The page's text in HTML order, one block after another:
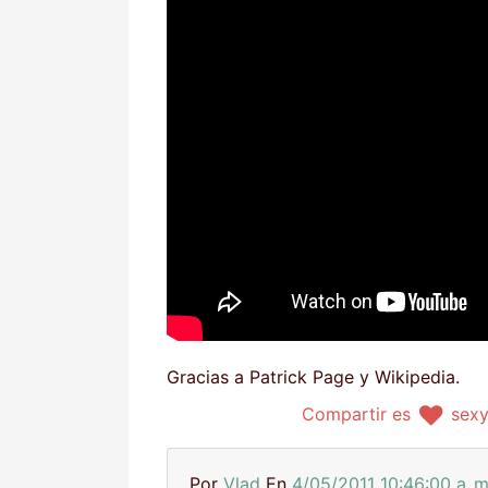
Gracias a Patrick Page y Wikipedia.
Compartir es